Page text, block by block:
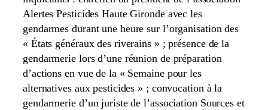
Alertes Pesticides Haute Gironde avec les
gendarmes durant une heure sur l’organisation des
« États généraux des riverains » ; présence de la
gendarmerie lors d’une réunion de préparation
d’actions en vue de la « Semaine pour les
alternatives aux pesticides » ; convocation à la
gendarmerie d’un juriste de l’association Sources et